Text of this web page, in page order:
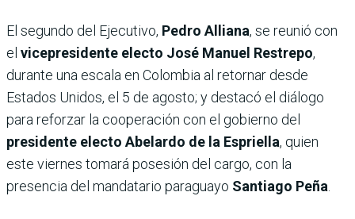
El segundo del Ejecutivo, Pedro Alliana, se reunió con
el vicepresidente electo José Manuel Restrepo,
durante una escala en Colombia al retornar desde
Estados Unidos, el 5 de agosto; y destacó el diálogo
para reforzar la cooperación con el gobierno del
presidente electo Abelardo de la Espriella, quien
este viernes tomará posesión del cargo, con la
presencia del mandatario paraguayo Santiago Peña